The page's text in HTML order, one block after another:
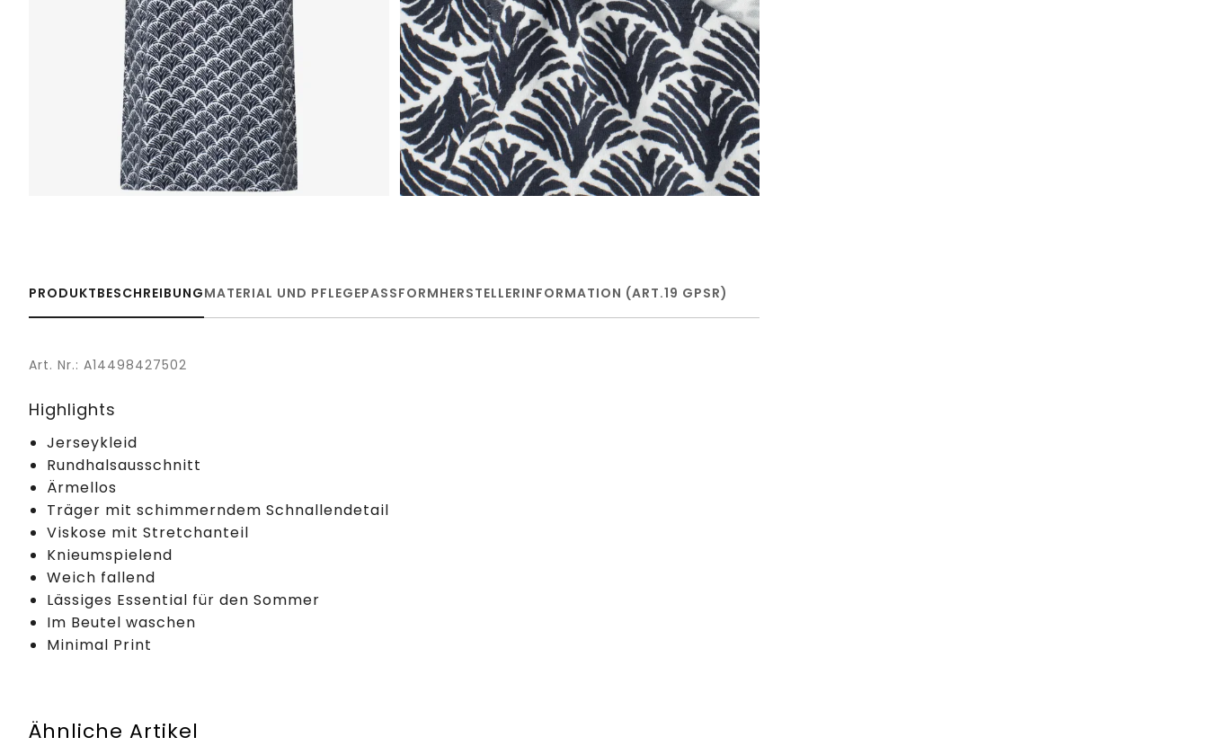
PRODUKTBESCHREIBUNGMATERIAL UND PFLEGEPASSFORMHERSTELLERINFORMATION (ART.19 GPSR)
Art. Nr.: A14498427502
Highlights
Jerseykleid
Rundhalsausschnitt
Ärmellos
Träger mit schimmerndem Schnallendetail
Viskose mit Stretchanteil
Knieumspielend
Weich fallend
Lässiges Essential für den Sommer
Im Beutel waschen
Minimal Print
Ähnliche Artikel